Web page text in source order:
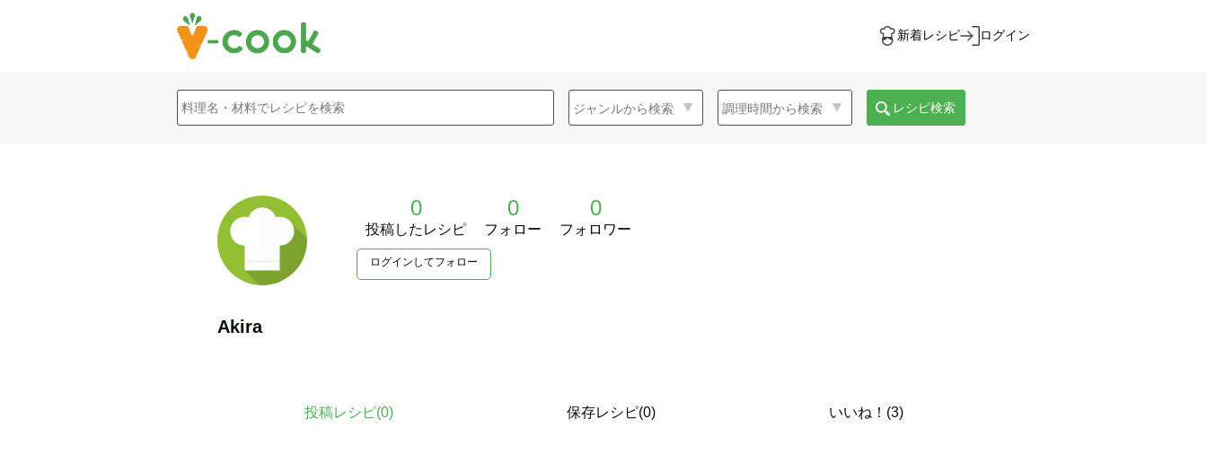
新着レシピ ログイン
レシピ検索
0
投稿したレシピ
0
フォロー
0
フォロワー
ログインしてフォロー
Akira
投稿レシピ(0) 保存レシピ(0) いいね！(3)